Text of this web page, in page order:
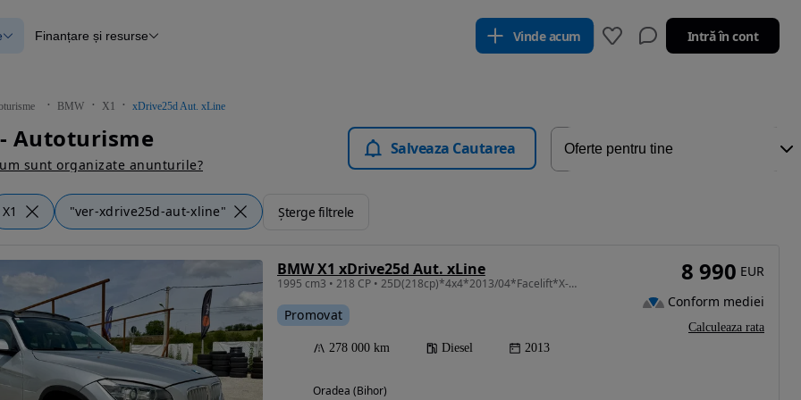
verificate
Blog Autovit.ro
Finanțare și resurse Vinde acum Intră în cont
BMW X1 xDrive25d Aut. xLine
- Autoturisme
sunt organizate anunturile?
Salveaza Cautarea
X1 "ver-xdrive25d-aut-xline" Șterge filtrele
BMW X1 xDrive25d Aut. xLine
1995 cm3 • 218 CP • 25D(218cp)*4x4*2013/04*Facelift*X-Line*Panoramic*Navi*Xenon*Led
Promovat
278 000 km Diesel 2013
Oradea (Bihor)
8 990 EUR
Conform mediei
Calculeaza rata